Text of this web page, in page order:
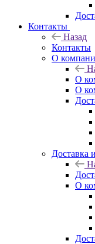
Контакты
Назад
Контакты
О
О
О
Доставка
О